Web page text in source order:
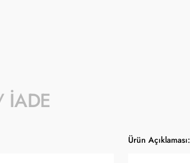
İADE
Ürün Açıklaması: